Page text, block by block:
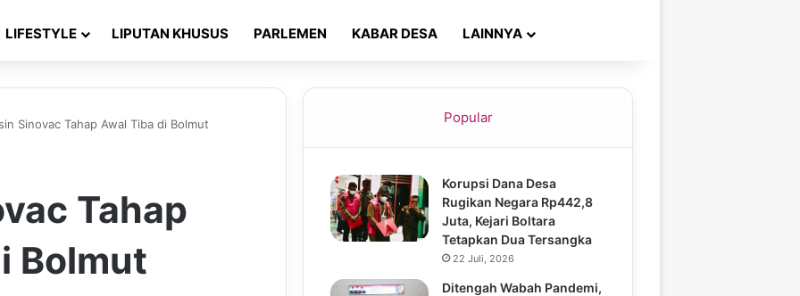
LIFESTYLE LIPUTAN KHUSUS PARLEMEN KABAR DESA LAINNYA
Sinovac Tahap Awal Tiba di Bolmut
Tahap
Bolmut
Popular
Korupsi Dana Desa
Rugikan Negara Rp442,8
Juta, Kejari Boltara
Tetapkan Dua Tersangka
22 Juli, 2026
Ditengah Wabah Pandemi,